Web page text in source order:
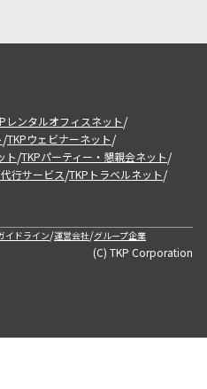
レンタルオフィスネット/
/TKPウェビナーネット/
ト/TKPパーティー・懇親会ネット/
行サービス/TKPトラベルネット/
イドライン/運営会社/グループ企業
(C) TKP Corporation